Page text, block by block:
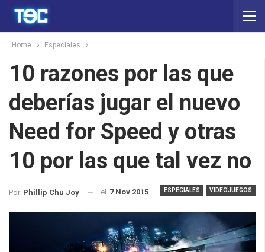
Home Especiales
10 razones por las que
deberías jugar el nuevo
Need for Speed y otras
10 por las que tal vez no
ESPECIALES VIDEOJUEGOS
Por Phillip Chu Joy el 7 Nov 2015